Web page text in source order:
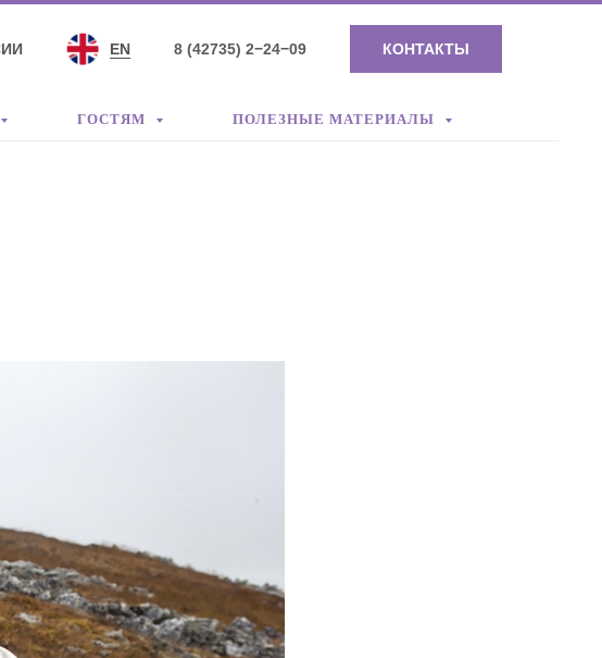
EN 8 (42735) 2−24−09 КОНТАКТЫ
ГОСТЯМ ПОЛЕЗНЫЕ МАТЕРИАЛЫ